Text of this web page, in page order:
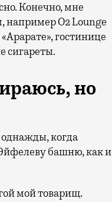
Конечно, мне
например O2 Lounge
гостинице
сигареты.
но
когда
башню, как и
мой товарищ.